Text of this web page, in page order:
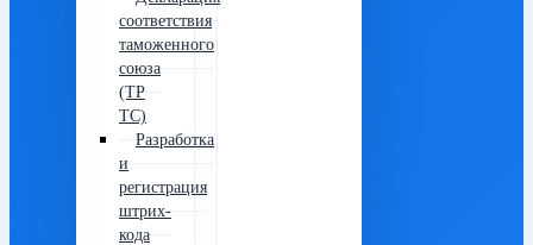
соответствия
таможенного
союза
(ТР
ТС)
Разработка
и
регистрация
штрих-
кода